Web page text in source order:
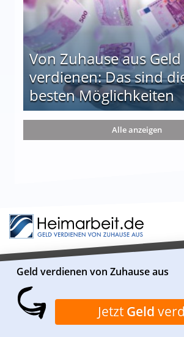
Von Zuhause aus Geld
verdienen: Das sind
besten Möglichkeiten
die 15 besten Möglichkeiten
Alle anzeigen
Heimarbeit.de ist ein Informationsportal,
insbesondere mit geeigneten
Zuhause aus beschäftigt. Das
Geld verdienen von Zuhause aus
Jetzt Geld